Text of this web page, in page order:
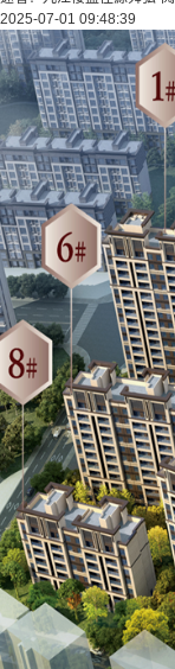
2025-07-01 09:48:39